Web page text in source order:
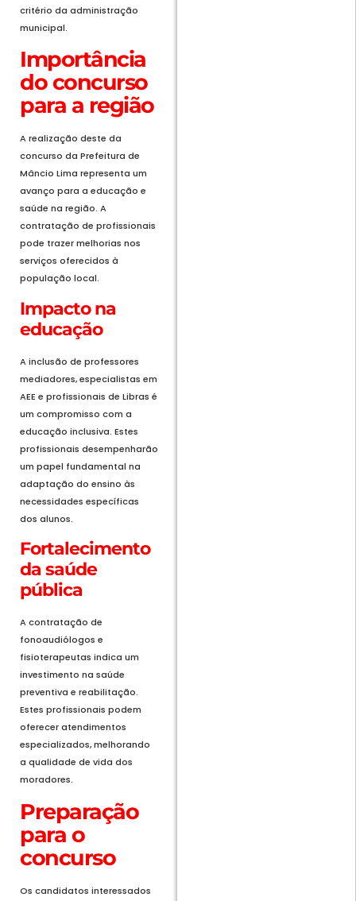
critério da administração
municipal.
Importância
do concurso
para a região
A realização deste da
concurso da Prefeitura de
Mâncio Lima representa um
avanço para a educação e
saúde na região. A
contratação de profissionais
pode trazer melhorias nos
serviços oferecidos à
população local.
Impacto na
educação
A inclusão de professores
mediadores, especialistas em
AEE e profissionais de Libras é
um compromisso com a
educação inclusiva. Estes
profissionais desempenharão
um papel fundamental na
adaptação do ensino às
necessidades específicas
dos alunos.
Fortalecimento
da saúde
pública
A contratação de
fonoaudiólogos e
fisioterapeutas indica um
investimento na saúde
preventiva e reabilitação.
Estes profissionais podem
oferecer atendimentos
especializados, melhorando
a qualidade de vida dos
moradores.
Preparação
para o
concurso
Os candidatos interessados